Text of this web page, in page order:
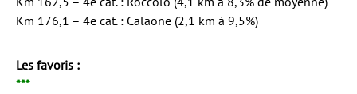
Km 176,1 – 4e cat. : Calaone (2,1 km à 9,5%)
Les favoris :
***